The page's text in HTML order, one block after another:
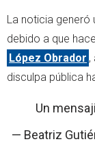
La noticia generó
debido a que
López Obrador ,
disculpa pública
Un
— Beatriz